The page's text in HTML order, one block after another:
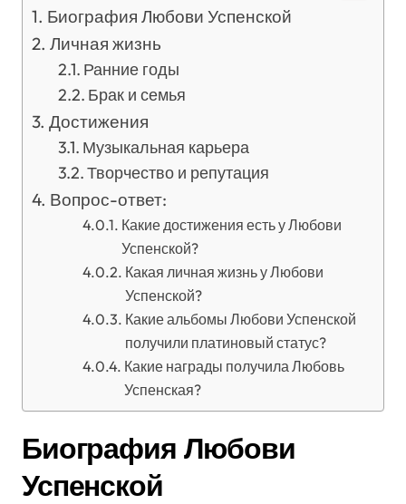
Биография Любови Успенской
Личная жизнь
Ранние годы
Брак и семья
Достижения
Музыкальная карьера
Творчество и репутация
Вопрос-ответ:
Какие достижения есть у Любови
Успенской?
Какая личная жизнь у Любови
Успенской?
Какие альбомы Любови Успенской
получили платиновый статус?
Какие награды получила Любовь
Успенская?
Биография Любови
Успенской